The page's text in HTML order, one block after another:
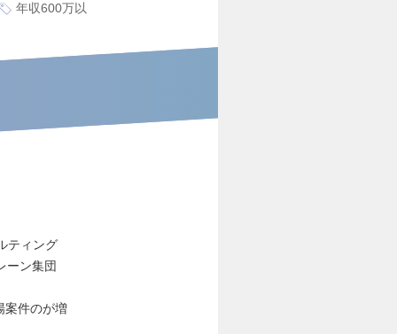
年収600万以
ティング
ーン集団
案件のが増